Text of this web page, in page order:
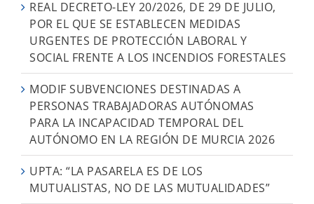
REAL DECRETO-LEY 20/2026, DE 29 DE JULIO,
POR EL QUE SE ESTABLECEN MEDIDAS
URGENTES DE PROTECCIÓN LABORAL Y
SOCIAL FRENTE A LOS INCENDIOS FORESTALES
MODIF SUBVENCIONES DESTINADAS A
PERSONAS TRABAJADORAS AUTÓNOMAS
PARA LA INCAPACIDAD TEMPORAL DEL
AUTÓNOMO EN LA REGIÓN DE MURCIA 2026
UPTA: “LA PASARELA ES DE LOS
MUTUALISTAS, NO DE LAS MUTUALIDADES”